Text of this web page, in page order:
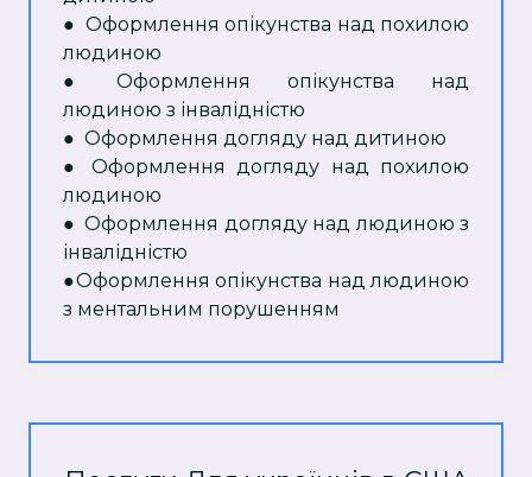
● Оформлення опікунства над похилою
людиною
● Оформлення опікунства над
людиною з інвалідністю
● Оформлення догляду над дитиною
● Оформлення догляду над похилою
людиною
● Оформлення догляду над людиною з
інвалідністю
●Оформлення опікунства над людиною
з ментальним порушенням